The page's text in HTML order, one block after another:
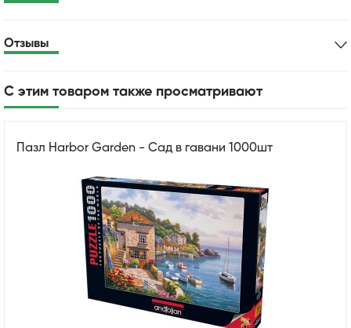
Отзывы
С этим товаром также просматривают
Пазл Harbor Garden - Сад в гавани 1000шт